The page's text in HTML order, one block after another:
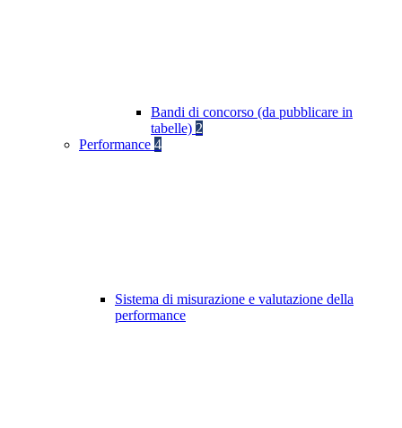
Bandi di concorso (da pubblicare in
tabelle) 2
Performance 4
Sistema di misurazione e valutazione della
performance